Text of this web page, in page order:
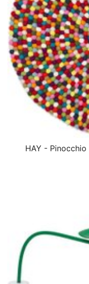
HAY -